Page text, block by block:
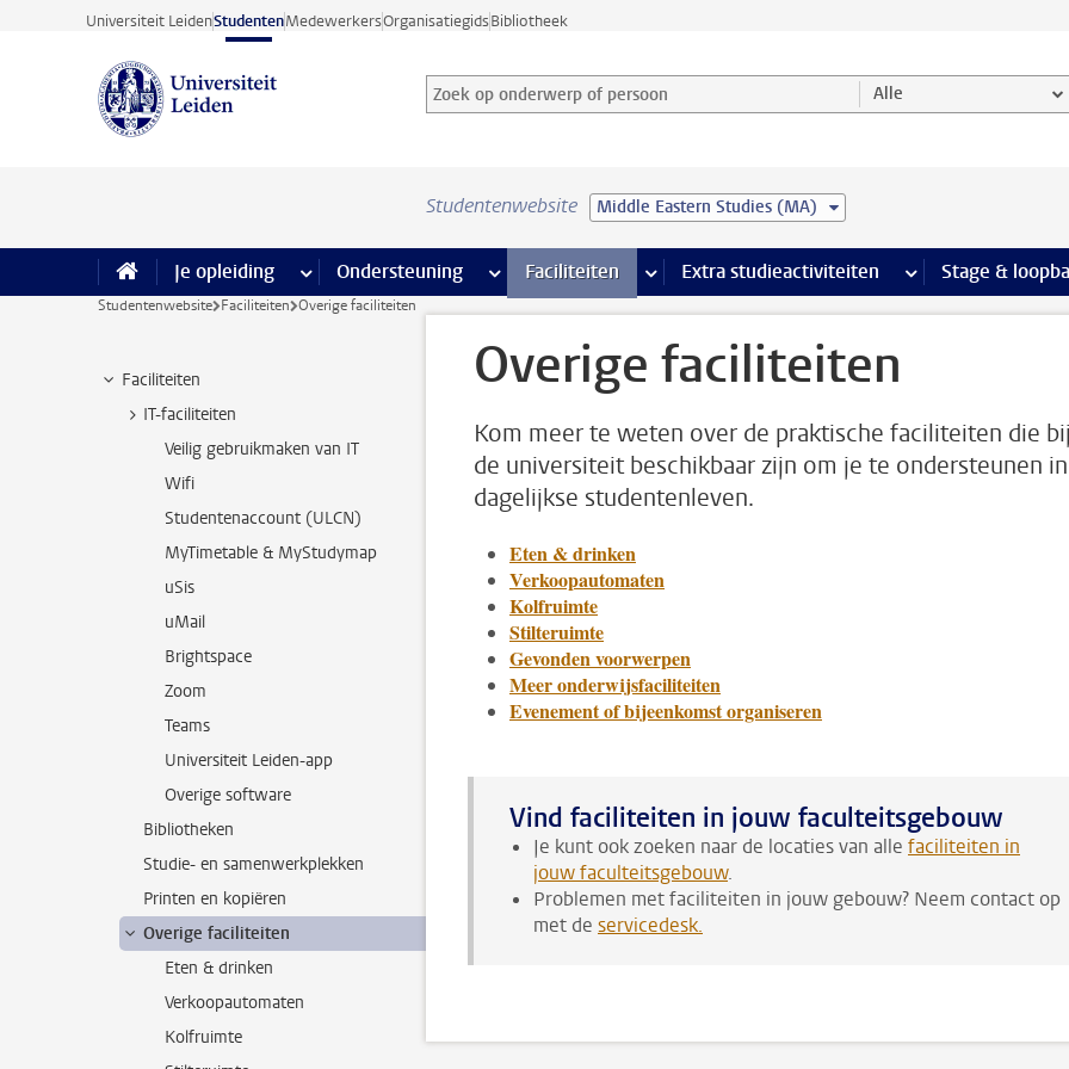
Ga direct naar de inhoud
Universiteit LeidenStudentenMedewerkersOrganisatiegidsBibliotheek
Zoek op onderwerp of persoon en selecteer categorie
Zoekterm Alle
Studentenwebsite Middle Eastern Studies (MA)
Je opleiding meer Je opleiding pagina’s
Ondersteuning meer Ondersteuning pagina’s
Faciliteiten meer Faciliteiten pagina’s
Extra studieactiviteiten meer Extra
Stage &
Studentenwebsite Faciliteiten Overige faciliteiten
Faciliteiten
IT-faciliteiten
Veilig gebruikmaken van IT
Wifi
Studentenaccount (ULCN)
MyTimetable & MyStudymap
uSis
uMail
Brightspace
Zoom
Teams
Universiteit Leiden-app
Overige software
Bibliotheken
Studie- en samenwerkplekken
Printen en kopiëren
Overige faciliteiten
Eten & drinken
Verkoopautomaten
Kolfruimte
Overige faciliteiten
Kom meer te weten over de praktische faciliteiten die bij
de universiteit beschikbaar zijn om je te ondersteunen
dagelijkse studentenleven.
Eten & drinken
Verkoopautomaten
Kolfruimte
Stilteruimte
Gevonden voorwerpen
Meer onderwijsfaciliteiten
Evenement of bijeenkomst organiseren
Vind faciliteiten in jouw faculteitsgebouw
Je kunt ook zoeken naar de locaties van alle faciliteiten in
jouw faculteitsgebouw.
Problemen met faciliteiten in jouw gebouw? Neem contact op
met de servicedesk.